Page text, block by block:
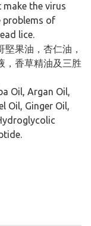
the virus
problems of
lice.
果油，杏仁油，
，香草精油及三胜
Oil, Argan Oil,
Oil, Ginger Oil,